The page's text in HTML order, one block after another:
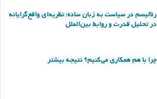
رئالیسم در سیاست به زبان ساده؛ نظریه‌ای واقع‌گرایانه
در تحلیل قدرت و روابط بین‌الملل
چرا با هم همکاری می‌کنیم؟ نتیجه بیشتر